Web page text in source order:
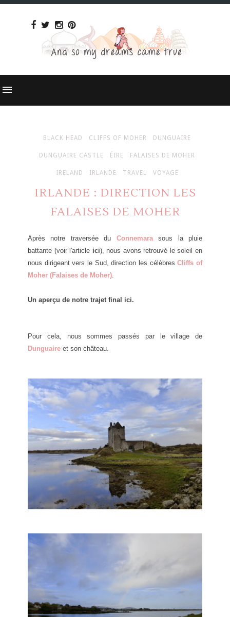
BLACK HEAD CLIFFS OF MOHER DUNGUAIRE
DUNGUAIRE CASTLE ÉIRE FALAISES DE MOHER
IRELAND IRLANDE TRAVEL VOYAGE
IRLANDE : DIRECTION LES
FALAISES DE MOHER
Après notre traversée du Connemarasous la pluie
battante (voir l'article ici), nous avons retrouvé le soleil en
nous dirigeant vers le Sud, direction les célèbresCliffs of
Moher (Falaises de Moher).
Un aperçu de notre trajet final ici.
Pour cela, nous sommes passés par le village de
Dunguaire et son château.